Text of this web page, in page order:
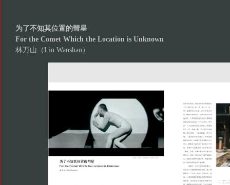
为了不知其位置的彗星
For the Comet Which the Location is Unknown
林万山（Lin Wanshan）